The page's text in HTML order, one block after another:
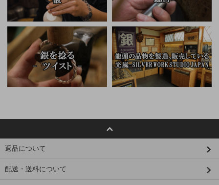
返品について
配送・送料について